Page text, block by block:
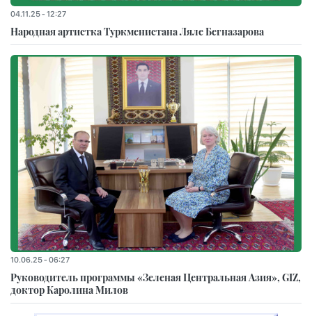
04.11.25 - 12:27
Народная артистка Туркменистана Ляле Бегназарова
10.06.25 - 06:27
Руководитель программы «Зеленая Центральная Азия», GIZ,
доктор Каролина Милов